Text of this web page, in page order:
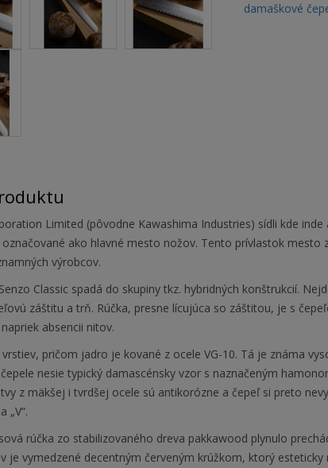
damaškové
Limited (pôvodne Kawashima Industries) sídli kde
ako hlavné mesto nožov. Tento prívlastok
výrobcov.
Classic spadá do skupiny tkz. hybridných konštrukcií.
záštitu a trň. Rúčka, presne lícujúca so záštitou, je s
absencii nitov.
pričom jadro je kované z ocele VG-10. Tá je známa
nesie typický damascénsky vzor s naznačeným
z mäkšej i tvrdšej ocele sú antikorózne a čepeľ si preto
„V“.
rúčka zo stabilizovaného dreva pakkawood plynulo
je vymedzené decentným červeným krúžkom, ktorý